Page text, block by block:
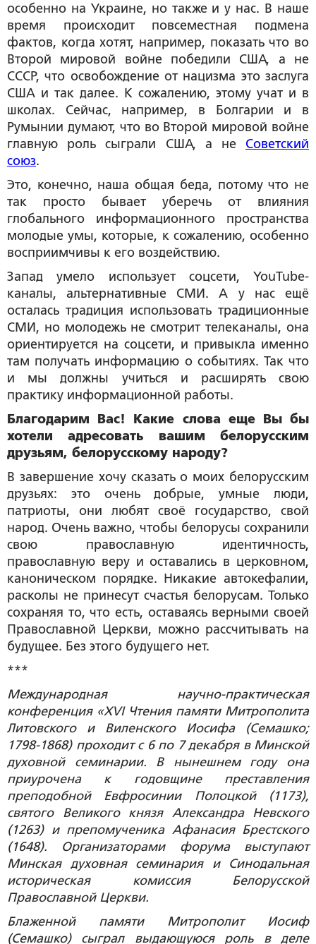
особенно на Украине, но также и у нас. В наше
время происходит повсеместная подмена
фактов, когда хотят, например, показать что во
Второй мировой войне победили США, а не
СССР, что освобождение от нацизма это заслуга
США и так далее. К сожалению, этому учат и в
школах. Сейчас, например, в Болгарии и в
Румынии думают, что во Второй мировой войне
главную роль сыграли США, а не Советский
союз.
Это, конечно, наша общая беда, потому что не
так просто бывает уберечь от влияния
глобального информационного пространства
молодые умы, которые, к сожалению, особенно
восприимчивы к его воздействию.
Запад умело использует соцсети, YouTube-
каналы, альтернативные СМИ. А у нас ещё
осталась традиция использовать традиционные
СМИ, но молодежь не смотрит телеканалы, она
ориентируется на соцсети, и привыкла именно
там получать информацию о событиях. Так что
и мы должны учиться и расширять свою
практику информационной работы.
Благодарим Вас! Какие слова еще Вы бы
хотели адресовать вашим белорусским
друзьям, белорусскому народу?
В завершение хочу сказать о моих белорусским
друзьях: это очень добрые, умные люди,
патриоты, они любят своё государство, свой
народ. Очень важно, чтобы белорусы сохранили
свою православную идентичность,
православную веру и оставались в церковном,
каноническом порядке. Никакие автокефалии,
расколы не принесут счастья белорусам. Только
сохраняя то, что есть, оставаясь верными своей
Православной Церкви, можно рассчитывать на
будущее. Без этого будущего нет.
***
Международная научно-практическая
конференция «XVI Чтения памяти Митрополита
Литовского и Виленского Иосифа (Семашко;
1798-1868) проходит с 6 по 7 декабря в Минской
духовной семинарии. В нынешнем году она
приурочена к годовщине преставления
преподобной Евфросинии Полоцкой (1173),
святого Великого князя Александра Невского
(1263) и препомученика Афанасия Брестского
(1648). Организаторами форума выступают
Минская духовная семинария и Синодальная
историческая комиссия Белорусской
Православной Церкви.
Блаженной памяти Митрополит Иосиф
(Семашко) сыграл выдающуюся роль в деле